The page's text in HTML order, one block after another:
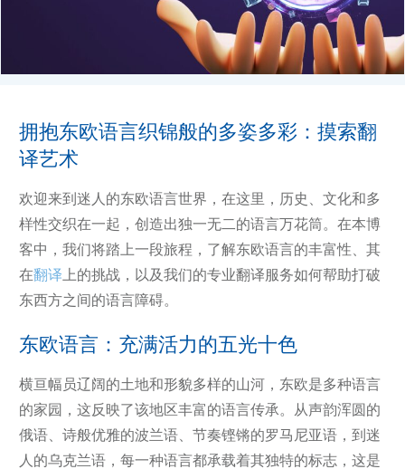
拥抱东欧语言织锦般的多姿多彩：摸索翻
译艺术
欢迎来到迷人的东欧语言世界，在这里，历史、文化和多
样性交织在一起，创造出独一无二的语言万花筒。在本博
客中，我们将踏上一段旅程，了解东欧语言的丰富性、其
在翻译 上的挑战，以及我们的专业翻译服务如何帮助打破
东西方之间的语言障碍。
东欧语言：充满活力的五光十色
横亘幅员辽阔的土地和形貌多样的山河，东欧是多种语言
的家园，这反映了该地区丰富的语言传承。从声韵浑圆的
俄语、诗般优雅的波兰语、节奏铿锵的罗马尼亚语，到迷
人的乌克兰语，每一种语言都承载着其独特的标志，这是